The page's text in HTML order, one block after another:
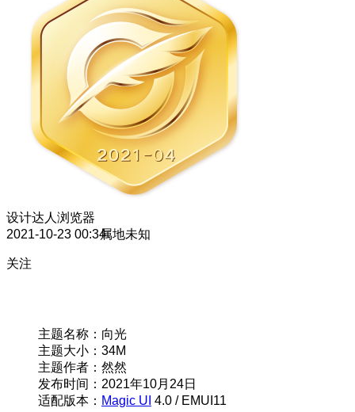
设计达人 浏览器
2021-10-23 00:34属地未知
关注
主题名称：向光
主题大小：34M
主题作者：然然
发布时间：2021年10月24日
适配版本： Magic UI 4.0 / EMUI11